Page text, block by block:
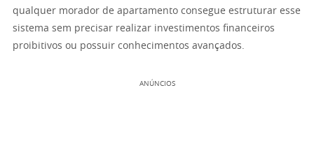
qualquer morador de apartamento consegue estruturar esse
sistema sem precisar realizar investimentos financeiros
proibitivos ou possuir conhecimentos avançados.
ANÚNCIOS